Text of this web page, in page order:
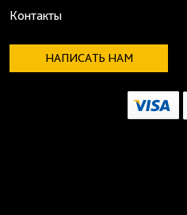
Контакты
НАПИСАТЬ НАМ